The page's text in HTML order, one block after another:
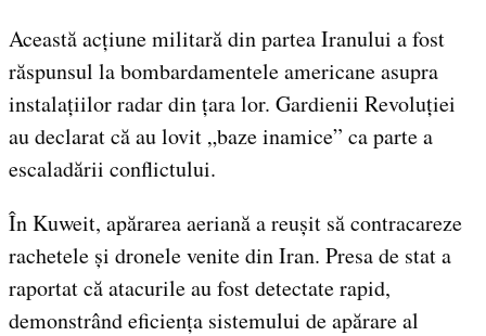
Această acțiune militară din partea Iranului a fost
răspunsul la bombardamentele americane asupra
instalațiilor radar din țara lor. Gardienii Revoluției
au declarat că au lovit „baze inamice” ca parte a
escaladării conflictului.
În Kuweit, apărarea aeriană a reușit să contracareze
rachetele și dronele venite din Iran. Presa de stat a
raportat că atacurile au fost detectate rapid,
demonstrând eficiența sistemului de apărare al